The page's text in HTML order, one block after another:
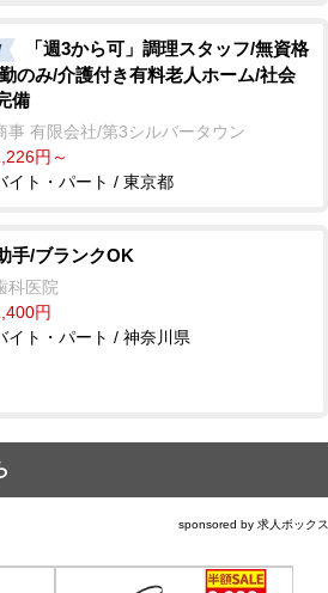
「週3から可」調理スタッフ/無資格
のみ/介護付き有料老人ホーム/社会
備
事 有限会社/第3シルバータウン
円～
イト・パート / 東京都
手/ブランクOK
科医院
円
イト・パート / 神奈川県
sponsored by 求人ボックス